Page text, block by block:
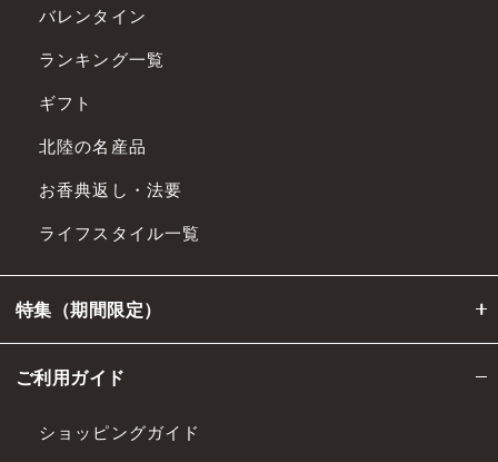
バレンタイン
ランキング一覧
ギフト
北陸の名産品
お香典返し・法要
ライフスタイル一覧
特集（期間限定）
ご利用ガイド
ショッピングガイド